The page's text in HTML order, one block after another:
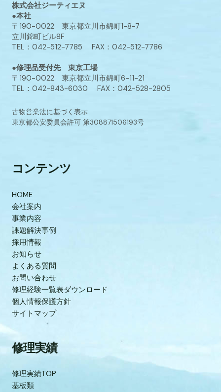
株式会社ジーティエヌ
●本社
〒190-0022 東京都立川市錦町1-8-7
立川錦町ビル8F
TEL：042-512-7785 FAX：042-512-7786
●修理品受付先 東京工場
〒190-0022 東京都立川市錦町6-11-21
TEL：042-843-6030 FAX：042-528-2805
古物営業法に基づく表示
東京都公安委員会許可 第308871506193号
コンテンツ
HOME
会社案内
事業内容
課題解決事例
採用情報
お知らせ
よくある質問
お問い合わせ
修理経験一覧表ダウンロード
個人情報保護方針
サイトマップ
修理実績
修理実績TOP
基板類